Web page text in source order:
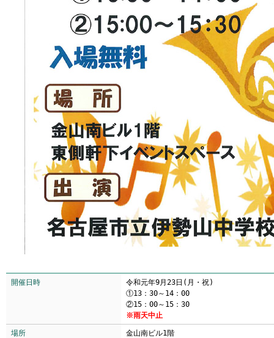
開催日時
令和元年9月23日(月・祝)
①13：30～14：00
②15：00～15：30
※雨天中止
場所
金山南ビル1階